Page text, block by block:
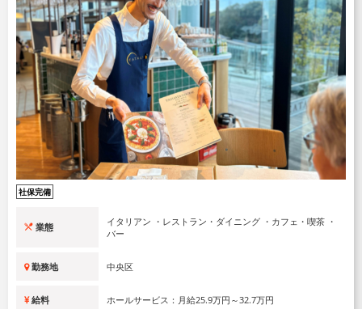
社保完備
業態
イタリアン ・レストラン・ダイニング ・カフェ・喫茶 ・
バー
勤務地 中央区
給料 ホールサービス：月給25.9万円～32.7万円